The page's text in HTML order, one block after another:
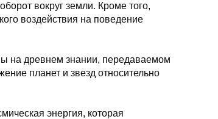
вокруг земли. Кроме того,
воздействия на поведение
на древнем знании, передаваемом
планет и звезд относительно
энергия, которая